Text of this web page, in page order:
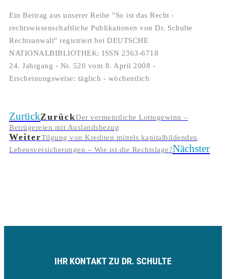
Ein Beitrag aus unserer Reihe "So ist das Recht -
rechtswissenschaftliche Publikationen von Dr. Schulte
Rechtsanwalt" registriert bei DEUTSCHE
NATIONALBIBLIOTHEK: ISSN 2363-6718
24. Jahrgang - Nr. 520 vom 8. April 2008 -
Erscheinungsweise: täglich - wöchentlich
ZurückZurückDer vermeintliche Lottogewinn –
Betrügereien mit Auslandsbezug
WeiterTilgung von Krediten mittels kapitalbildenden
Lebensversicherungen – Wie ist die Rechtslage?Nächster
IHR KONTAKT ZU DR. SCHULTE